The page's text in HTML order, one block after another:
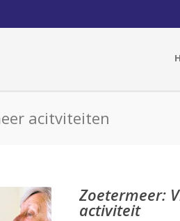
acitviteiten
Zoetermeer:
activiteit